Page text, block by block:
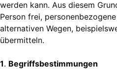
werden kann. Aus diesem
Person frei,
alternativen Wegen,
übermitteln.
1. Begriffsbestimmungen